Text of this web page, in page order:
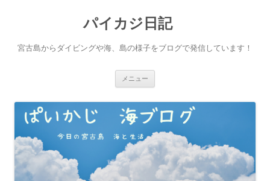
パイカジ日記
宮古島からダイビングや海、島の様子をブログで発信しています！
メニュー
ツ
へ
ス
キ
ッ
プ